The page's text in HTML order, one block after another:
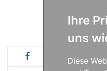
Ihre
uns
Diese